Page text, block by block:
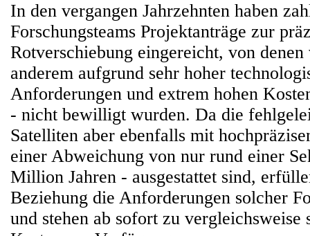
In den vergangen Jahrzehnten haben
Forschungsteams Projektanträge zur
Rotverschiebung eingereicht, von
anderem aufgrund sehr hoher
Anforderungen und extrem hohen
- nicht bewilligt wurden. Da die
Satelliten aber ebenfalls mit
einer Abweichung von nur rund einer
Million Jahren - ausgestattet sind,
Beziehung die Anforderungen solcher
und stehen ab sofort zu vergleichsweise